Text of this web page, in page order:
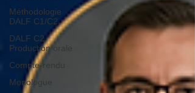
Méthodologie
DALF C1/C2
DALF C2
Production orale
Compte-rendu
Monologue